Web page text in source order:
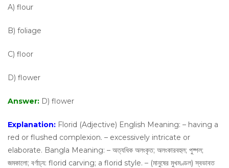
A) flour
B) foliage
C) floor
D) flower
Answer: D) flower
Explanation: Florid (Adjective) English Meaning: – having a
red or flushed complexion. – excessively intricate or
elaborate. Bangla Meaning: – অত্যধিক অলংকৃত; অলংকারবহুল; পুষ্পল;
জমকালো; বর্ণাঢ্য: florid carving; a florid style. – (মানুষের মুখমণ্ডল) স্বভাবত